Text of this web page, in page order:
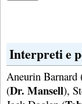
Interpreti e
Aneurin Barnard
(Dr. Mansell),